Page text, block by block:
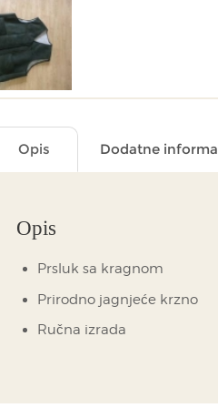
Opis Dodatne
Opis
Prsluk sa kragnom
Prirodno jagnjeće krzno
Ručna izrada